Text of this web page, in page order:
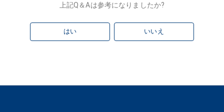
上記Q＆Aは参考になりましたか?
はい いいえ